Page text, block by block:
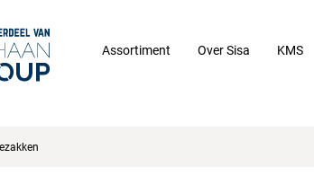
Assortiment Over Sisa KMS